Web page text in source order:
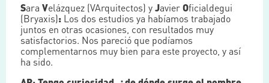
Sara Velázquez (VArquitectos) yJavierOficialdegui
(Bryaxis): Los dos estudios ya habíamos trabajado
juntos en otras ocasiones, con resultados muy
satisfactorios. Nos pareció que podíamos
complementarnos muy bien para este proyecto, y así
ha sido.